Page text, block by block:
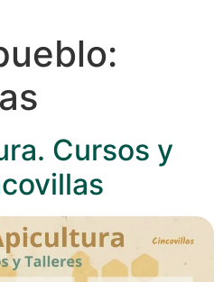
Cursos y